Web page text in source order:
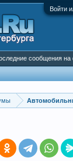
Войти
сообщения